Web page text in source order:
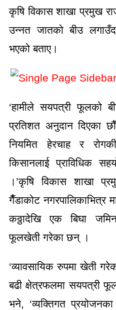
कृषि विकास शाखा प्रमुख
उन्नत जातको बीउ
भएको बताए।
‘हामीले सयपत्री फूलको
प्रतिशत अनुदान दिएका
नियमित हेरचाह र
किसानलाई प्राविधिक
।’कृषि विकास शाखा
गैँडाकोट
कठ्ठादेखि एक बिघा
फूलखेती गरेका छन् ।
‘व्यावसायिक रुपमा खेती
बढी क्षेत्रफलमा सयपत्री
भने, ‘व्यक्तिगत